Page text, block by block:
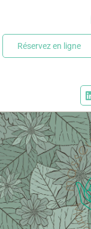
Réservez en ligne